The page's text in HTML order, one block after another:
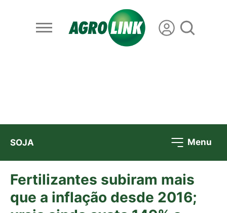
SOJA Menu
Fertilizantes subiram mais
que a inflação desde 2016;